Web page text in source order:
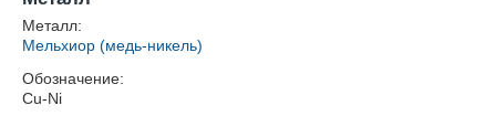
Металл:
Мельхиор (медь-никель)
Обозначение:
Cu-Ni